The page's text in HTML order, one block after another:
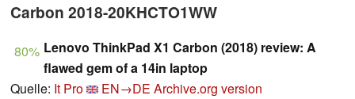
Carbon 2018-20KHCTO1WW
80% Lenovo ThinkPad X1 Carbon (2018) review: A
flawed gem of a 14in laptop
Quelle: It Pro EN→DE Archive.org version